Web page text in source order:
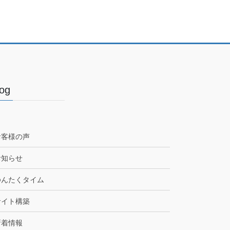
様の声
らせ
たくタイム
ト構築
情報